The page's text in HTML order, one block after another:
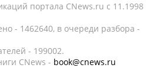
портала CNews.ru c 11.1998
- 1462640, в очереди разбора -
- 199002.
CNews - book@cnews.ru